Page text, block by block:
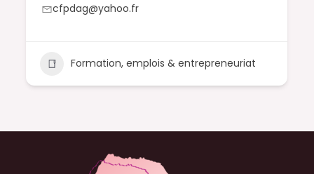
cfpdag@yahoo.fr
Formation, emplois & entrepreneuriat